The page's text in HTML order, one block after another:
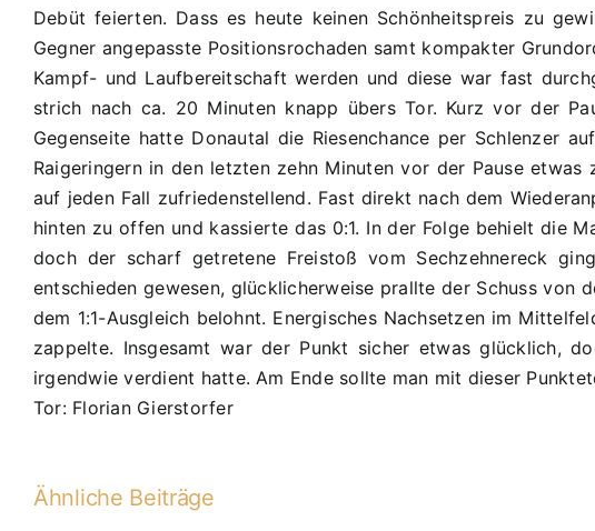
Debüt feierten. Dass es heute keinen Schönheitspreis zu
Gegner angepasste Positionsrochaden samt kompakter
Kampf- und Laufbereitschaft werden und diese war fast
strich nach ca. 20 Minuten knapp übers Tor. Kurz vor der
Gegenseite hatte Donautal die Riesenchance per Schlenzer
Raigeringern in den letzten zehn Minuten vor der Pause
auf jeden Fall zufriedenstellend. Fast direkt nach dem
hinten zu offen und kassierte das 0:1. In der Folge behielt die
doch der scharf getretene Freistoß vom Sechzehnereck
entschieden gewesen, glücklicherweise prallte der Schuss
dem 1:1-Ausgleich belohnt. Energisches Nachsetzen im
zappelte. Insgesamt war der Punkt sicher etwas glücklich,
irgendwie verdient hatte. Am Ende sollte man mit dieser
Tor: Florian Gierstorfer
Ähnliche Beiträge